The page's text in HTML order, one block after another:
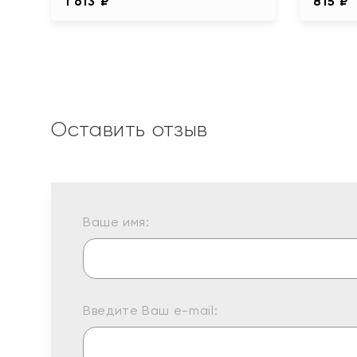
Оставить отзыв
Ваше имя:
Введите Ваш e-mail: